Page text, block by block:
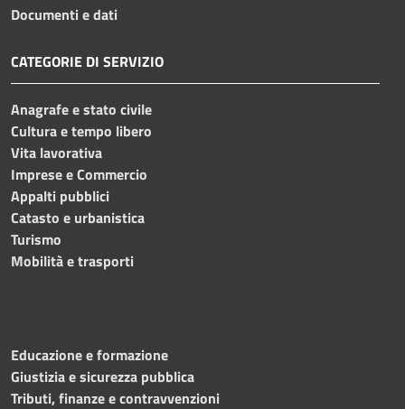
Documenti e dati
CATEGORIE DI SERVIZIO
Anagrafe e stato civile
Cultura e tempo libero
Vita lavorativa
Imprese e Commercio
Appalti pubblici
Catasto e urbanistica
Turismo
Mobilità e trasporti
Educazione e formazione
Giustizia e sicurezza pubblica
Tributi, finanze e contravvenzioni